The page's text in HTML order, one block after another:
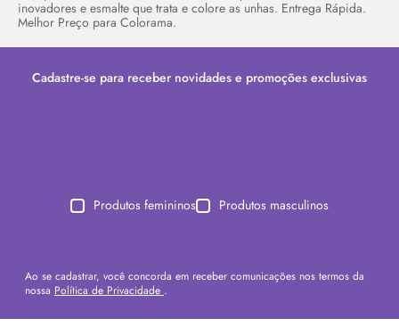
inovadores e esmalte que trata e colore as unhas. Entrega Rápida.
Melhor Preço para Colorama.
Cadastre-se para receber novidades e promoções exclusivas
Produtos femininos Produtos masculinos
Ao se cadastrar, você concorda em receber comunicações nos termos da
nossa Política de Privacidade .